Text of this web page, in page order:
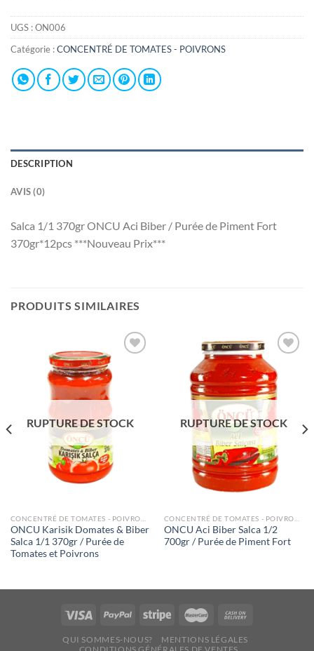
UGS :ON006
Catégorie :CONCENTRÉ DE TOMATES - POIVRONS
DESCRIPTION
AVIS (0)
Salca 1/1 370gr ONCU Aci Biber / Purée de Piment Fort
370gr*12pcs ***Nouveau Prix***
PRODUITS SIMILAIRES
RUPTURE DE STOCK
ONCU Karisik Domates & Biber
Salca 1/1 370gr / Purée de
Tomates et Poivrons
Ajouter
à la liste
de
souhaits
RUPTURE DE STOCK
ONCU Aci Biber Salca 1/2
700gr / Purée de Piment Fort
QUI SOMMES-NOUS?
MENTIONS LÉGALES